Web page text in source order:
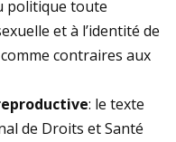
politique toute
et à l’identité de
contraires aux
: le texte
de Droits et Santé